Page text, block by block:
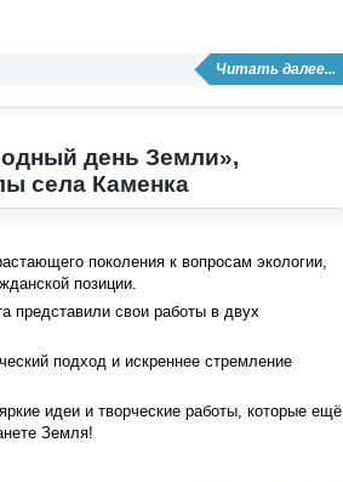
Читать далее...
день Земли»,
села Каменка
поколения к вопросам экологии,
позиции.
представили свои работы в двух
подход и искреннее стремление
идеи и творческие работы, которые ещё
Земля!